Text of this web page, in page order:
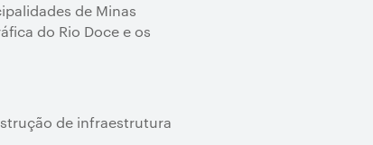
de Minas
do Rio Doce e os
de infraestrutura